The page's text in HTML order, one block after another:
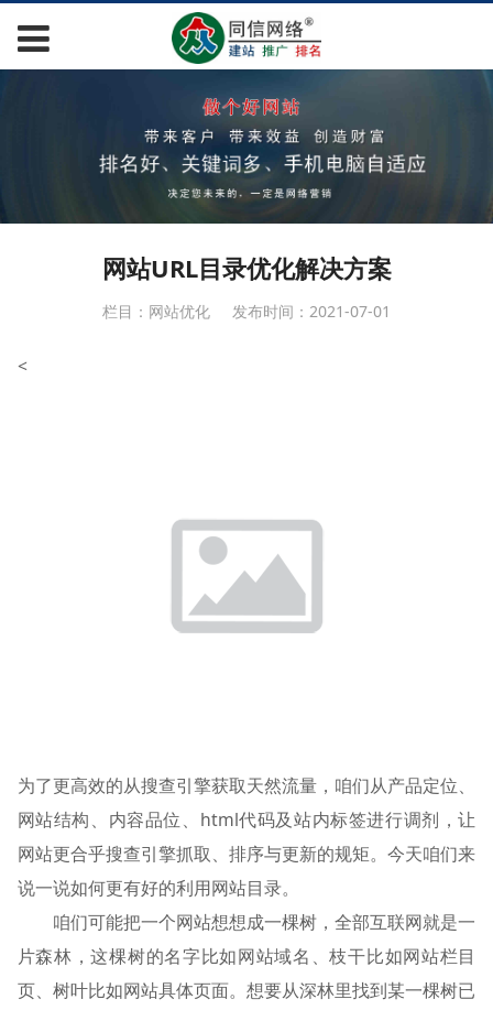
网站URL目录优化解决方案
栏目：网站优化 发布时间：2021-07-01
<
为了更高效的从搜查引擎获取天然流量，咱们从产品定位、
网站结构、内容品位、html代码及站内标签进行调剂，让
网站更合乎搜查引擎抓取、排序与更新的规矩。今天咱们来
说一说如何更有好的利用网站目录。
咱们可能把一个网站想想成一棵树，全部互联网就是一
片森林，这棵树的名字比如网站域名、枝干比如网站栏目
页、树叶比如网站具体页面。想要从深林里找到某一棵树已